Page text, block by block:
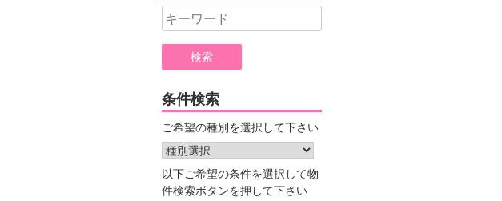
Search
for:
条件検索
ご希望の種別を選択して下さい
以下ご希望の条件を選択して物
件検索ボタンを押して下さい